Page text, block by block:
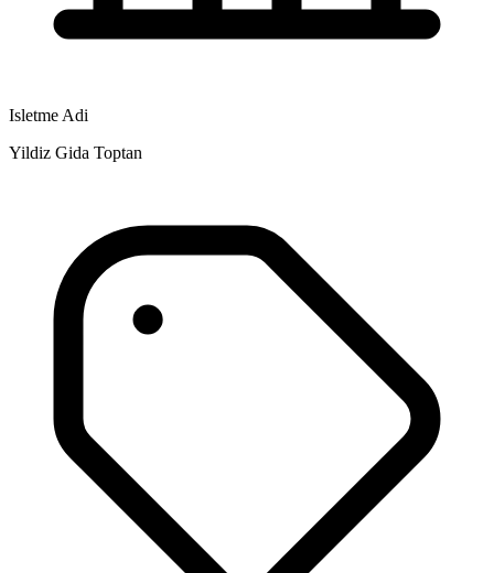
Isletme Adi
Yildiz Gida Toptan